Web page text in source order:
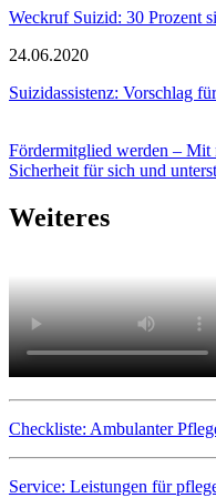
Weckruf Suizid: 30 Prozent
24.06.2020
Suizidassistenz: Vorschlag
Fördermitglied werden – Mit
Sicherheit für sich und
Weiteres
Checkliste: Ambulanter
Service: Leistungen für